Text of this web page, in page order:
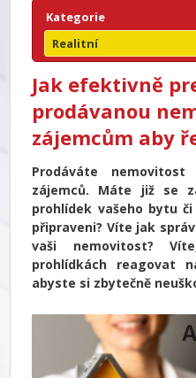
Kategorie
Realitní
Jak efektivně
prodávanou
zájemcům aby
Prodáváte
zájemců. Máte již se
prohlídek vašeho bytu
připraveni? Víte jak
vaši nemovitost?
prohlídkách reagovat
abyste si zbytečně